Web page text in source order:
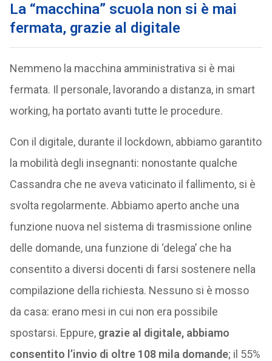
La “macchina” scuola non si è mai
fermata, grazie al digitale
Nemmeno la macchina amministrativa si è mai
fermata. Il personale, lavorando a distanza, in smart
working, ha portato avanti tutte le procedure.
Con il digitale, durante il lockdown, abbiamo garantito
la mobilità degli insegnanti: nonostante qualche
Cassandra che ne aveva vaticinato il fallimento, si è
svolta regolarmente. Abbiamo aperto anche una
funzione nuova nel sistema di trasmissione online
delle domande, una funzione di ‘delega’ che ha
consentito a diversi docenti di farsi sostenere nella
compilazione della richiesta. Nessuno si è mosso
da casa: erano mesi in cui non era possibile
spostarsi. Eppure, grazie al digitale, abbiamo
consentito l’invio di oltre 108 mila domande; il 55%